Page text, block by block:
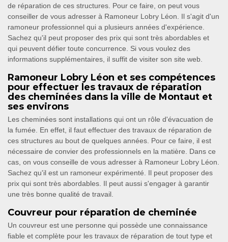
de réparation de ces structures. Pour ce faire, on peut vous
conseiller de vous adresser à Ramoneur Lobry Léon. Il s'agit d'un
ramoneur professionnel qui a plusieurs années d'expérience.
Sachez qu'il peut proposer des prix qui sont très abordables et
qui peuvent défier toute concurrence. Si vous voulez des
informations supplémentaires, il suffit de visiter son site web.
Ramoneur Lobry Léon et ses compétences
pour effectuer les travaux de réparation
des cheminées dans la ville de Montaut et
ses environs
Les cheminées sont installations qui ont un rôle d'évacuation de
la fumée. En effet, il faut effectuer des travaux de réparation de
ces structures au bout de quelques années. Pour ce faire, il est
nécessaire de convier des professionnels en la matière. Dans ce
cas, on vous conseille de vous adresser à Ramoneur Lobry Léon.
Sachez qu'il est un ramoneur expérimenté. Il peut proposer des
prix qui sont très abordables. Il peut aussi s'engager à garantir
une très bonne qualité de travail.
Couvreur pour réparation de cheminée
Un couvreur est une personne qui possède une connaissance
fiable et complète pour les travaux de réparation de tout type et